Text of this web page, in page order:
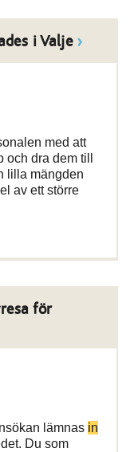
i Valje
med att
dra dem till
lilla mängden
av ett större
för
lämnas in
Du som